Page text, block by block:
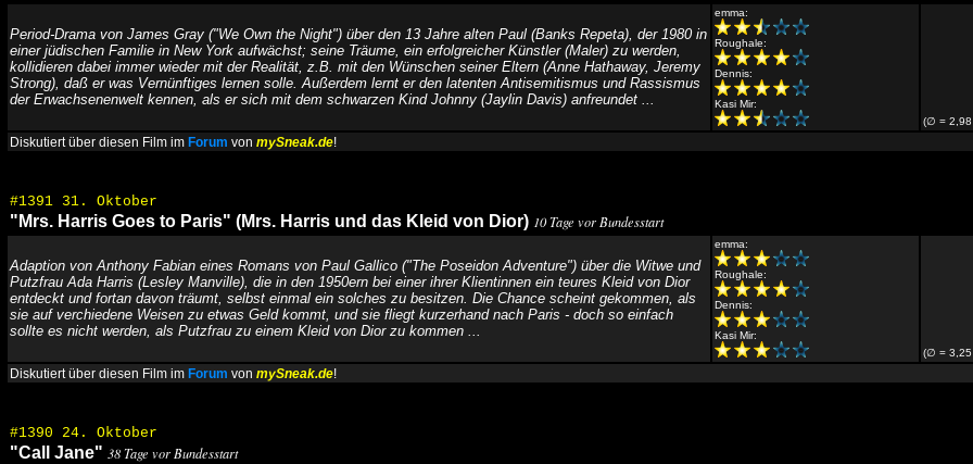
Period-Drama von James Gray ("We Own the Night") über den 13 Jahre alten Paul (Banks Repeta), der 1980 in
einer jüdischen Familie in New York aufwächst; seine Träume, ein erfolgreicher Künstler (Maler) zu werden,
kollidieren dabei immer wieder mit der Realität, z.B. mit den Wünschen seiner Eltern (Anne Hathaway, Jeremy
Strong), daß er was Vernünftiges lernen solle. Außerdem lernt er den latenten Antisemitismus und Rassismus
der Erwachsenenwelt kennen, als er sich mit dem schwarzen Kind Johnny (Jaylin Davis) anfreundet ...
emma:
Roughale:
Dennis:
Kasi Mir:
(∅ = 2,98
Diskutiert über diesen Film im Forum von mySneak.de!
#1391 31. Oktober
"Mrs. Harris Goes to Paris" (Mrs. Harris und das Kleid von Dior) 10 Tage vor Bundesstart
Adaption von Anthony Fabian eines Romans von Paul Gallico ("The Poseidon Adventure") über die Witwe und
Putzfrau Ada Harris (Lesley Manville), die in den 1950ern bei einer ihrer Klientinnen ein teures Kleid von Dior
entdeckt und fortan davon träumt, selbst einmal ein solches zu besitzen. Die Chance scheint gekommen, als
sie auf verchiedene Weisen zu etwas Geld kommt, und sie fliegt kurzerhand nach Paris - doch so einfach
sollte es nicht werden, als Putzfrau zu einem Kleid von Dior zu kommen ...
emma:
Roughale:
Dennis:
Kasi Mir:
(∅ = 3,25
Diskutiert über diesen Film im Forum von mySneak.de!
#1390 24. Oktober
"Call Jane" 38 Tage vor Bundesstart